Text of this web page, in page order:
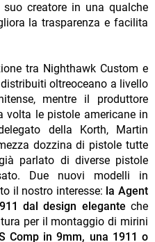
creatore in una qualche
la trasparenza e facilita
tra Nighthawk Custom e
oltreoceano a livello
mentre il produttore
volta le pistole americane in
della Korth, Martin
dozzina di pistole tutte
parlato di diverse pistole
Due nuovi modelli in
il nostro interesse: la Agent
dal design elegante che
per il montaggio di mirini
Comp in 9mm, una 1911 o